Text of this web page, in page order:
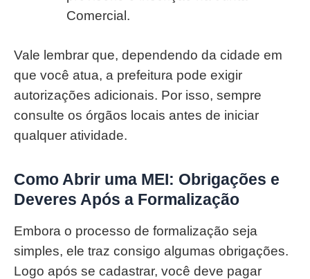
Comercial.
Vale lembrar que, dependendo da cidade em
que você atua, a prefeitura pode exigir
autorizações adicionais. Por isso, sempre
consulte os órgãos locais antes de iniciar
qualquer atividade.
Como Abrir uma MEI: Obrigações e
Deveres Após a Formalização
Embora o processo de formalização seja
simples, ele traz consigo algumas obrigações.
Logo após se cadastrar, você deve pagar